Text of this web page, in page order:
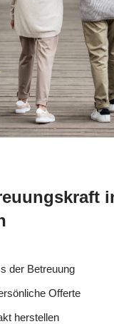
der Betreuung
Offerte
herstellen